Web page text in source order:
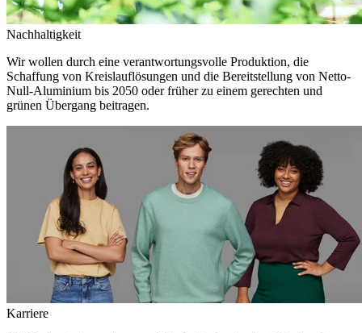
Nachhaltigkeit
Wir wollen durch eine verantwortungsvolle Produktion, die
Schaffung von Kreislauflösungen und die Bereitstellung von Netto-
Null-Aluminium bis 2050 oder früher zu einem gerechten und
grünen Übergang beitragen.
Karriere